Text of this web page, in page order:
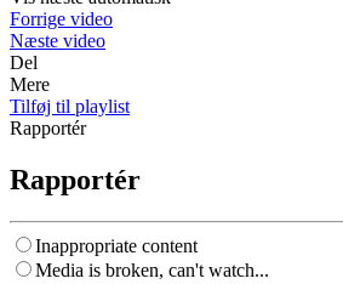
Forrige video
Næste video
Del
Mere
Tilføj til playlist
Rapportér
Rapportér
Inappropriate content
Media is broken, can't watch...